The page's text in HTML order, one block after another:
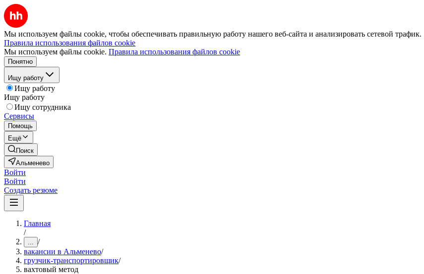
Мы используем файлы cookie, чтобы обеспечивать правильную работу нашего веб-сайта и анализировать сетевой трафик.
Правила использования файлов cookie
Мы используем файлы cookie. Правила использования файлов cookie
Понятно
Ищу работу
Ищу работу
Ищу работу
Ищу сотрудника
Сервисы
Помощь
Ещё
Поиск
Альменево
Войти
Войти
Создать резюме
Главная
/
... /
вакансии в Альменево/
грузчик-транспортировщик/
вахтовый метод